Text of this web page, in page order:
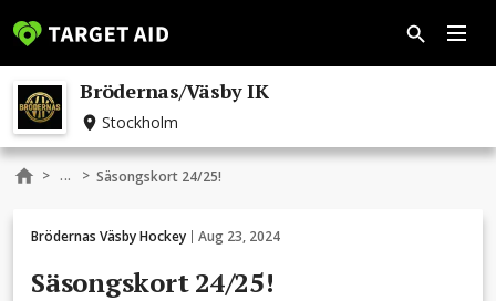
Brödernas/Väsby IK
Stockholm
> ... > Säsongskort 24/25!
Brödernas Väsby Hockey Aug 23, 2024
Säsongskort 24/25!